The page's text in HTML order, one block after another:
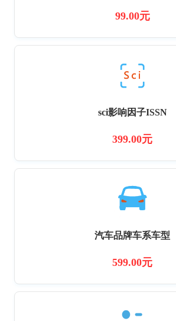
99.00元
sci影响因子ISSN
399.00元
汽车品牌车系车型
599.00元